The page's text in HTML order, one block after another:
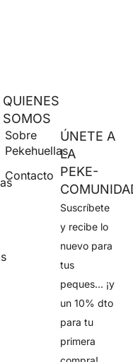
QUIENES
SOMOS
Sobre
Pekehuellas
Contacto
ÚNETE A
LA
PEKE-
Suscríbete
y recibe lo
nuevo para
tus
peques… ¡y
un 10% dto
para tu
primera